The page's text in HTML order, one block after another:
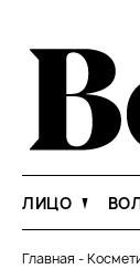
ЛИЦО
Главная -